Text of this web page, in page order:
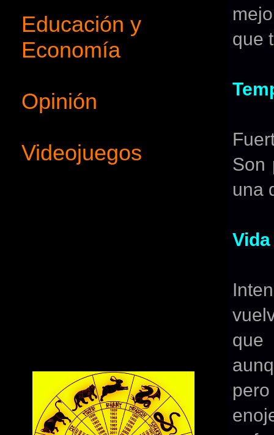
que
Son
una
que
Educación y
Economía
Opinión
Videojuegos